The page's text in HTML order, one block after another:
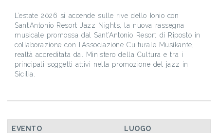
L’estate 2026 si accende sulle rive dello Ionio con
Sant’Antonio Resort Jazz Nights, la nuova rassegna
musicale promossa dal Sant’Antonio Resort di Riposto in
collaborazione con l’Associazione Culturale Musikante,
realtà accreditata dal Ministero della Cultura e tra i
principali soggetti attivi nella promozione del jazz in
Sicilia.
EVENTO LUOGO